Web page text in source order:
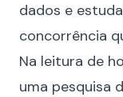
dados e
concorrência
Na leitura de
uma pesquisa